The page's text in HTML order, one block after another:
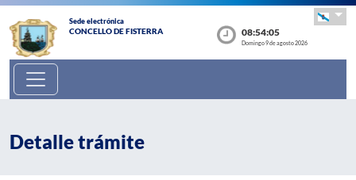
Sede electrónica
CONCELLO DE FISTERRA 08:54:05
Domingo 9 de agosto 2026
Detalle trámite